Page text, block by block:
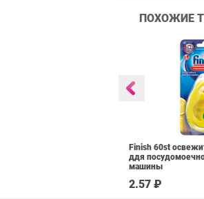
ПОХОЖИЕ
Finish 60st
ддя
машины
2.57 ₽